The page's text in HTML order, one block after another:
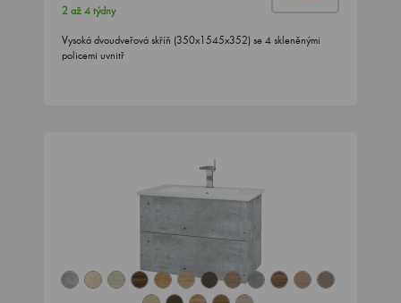
2 až 4 týdny
Vysoká dvoudveřová skříň (350x1545x352) se 4 skleněnými
policemi uvnitř